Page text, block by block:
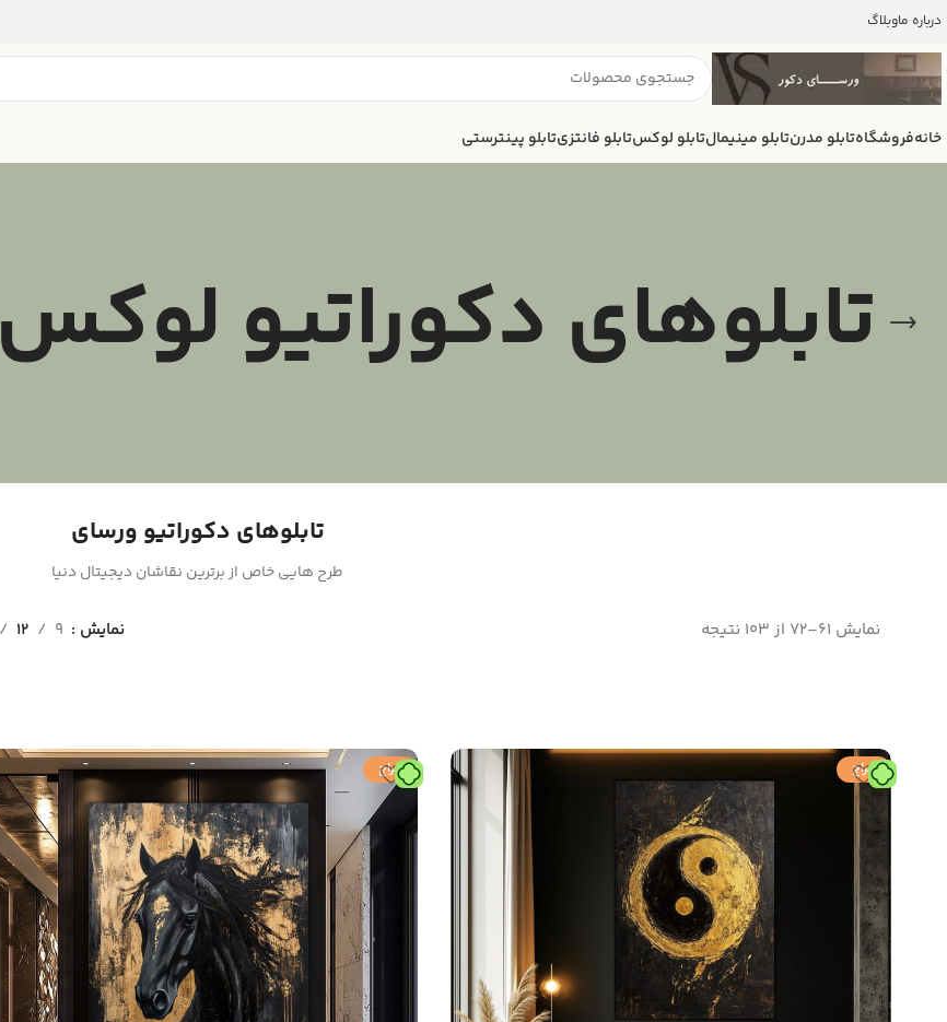
درباره ماوبلاگ
خانهفروشگاهتابلو مدرنتابلو مینیمالتابلو لوکستابلو فانتزیتابلو پینترستی
تابلوهای دکوراتیو لوکس
تابلوهای دکوراتیو ورسای
طرح هایی خاص از برترین نقاشان دیجیتال دنیا
نمایش 61–72 از 103 نتیجه نمایش 9
12
حراج حراج